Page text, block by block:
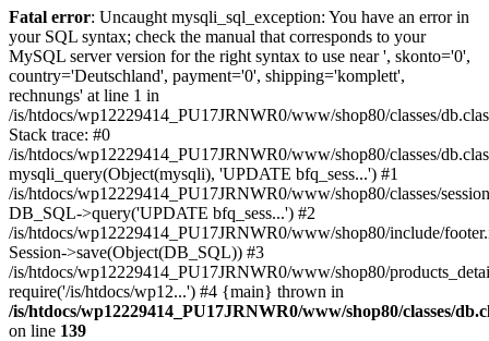
Fatal error: Uncaught mysqli_sql_exception: You have an error in
your SQL syntax; check the manual that corresponds to your
MySQL server version for the right syntax to use near ', skonto='0',
country='Deutschland', payment='0', shipping='komplett',
rechnungs' at line 1 in
/is/htdocs/wp12229414_PU17JRNWR0/www/shop80/classes/
Stack trace: #0
/is/htdocs/wp12229414_PU17JRNWR0/www/shop80/classes/
mysqli_query(Object(mysqli), 'UPDATE bfq_sess...') #1
/is/htdocs/wp12229414_PU17JRNWR0/www/shop80/classes/
DB_SQL->query('UPDATE bfq_sess...') #2
/is/htdocs/wp12229414_PU17JRNWR0/www/shop80/include/
Session->save(Object(DB_SQL)) #3
/is/htdocs/wp12229414_PU17JRNWR0/www/shop80/
require('/is/htdocs/wp12...') #4 {main} thrown in
/is/htdocs/wp12229414_PU17JRNWR0/www/shop80/classes/
on line 139